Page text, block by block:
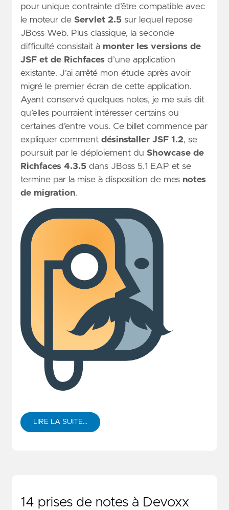
pour unique contrainte d’être compatible avec
le moteur de Servlet 2.5 sur lequel repose
JBoss Web. Plus classique, la seconde
difficulté consistait à monter les versions de
JSF et de Richfaces d’une application
existante. J’ai arrêté mon étude après avoir
migré le premier écran de cette application.
Ayant conservé quelques notes, je me suis dit
qu’elles pourraient intéresser certains ou
certaines d’entre vous. Ce billet commence par
expliquer comment désinstaller JSF 1.2, se
poursuit par le déploiement du Showcase de
Richfaces 4.3.5 dans JBoss 5.1 EAP et se
termine par la mise à disposition de mes notes
de migration.
LIRE LA SUITE…
14 prises de notes à Devoxx